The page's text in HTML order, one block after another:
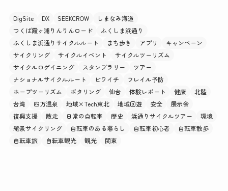
DigSite DX SEEKCROW
しまなみ海道
つくば霞ヶ浦りんりんロード
ふくしま浜通り
ふくしま浜通りサイクルルート
まち歩き アプリ
キャンペーン
サイクリング
サイクルイベント
サイクルツーリズム
サイクルロゲイニング
スタンプラリー
ツアー
ナショナルサイクルルート
ビワイチ
フレイル予防
ホープツーリズム
ポタリング 仙台 体験レポート 健康
北陸
台湾
四万温泉 地域×Tech東北 地域回遊 安全
展示会
復興支援
散走 日常の自転車 歴史 浜通りサイクルツアー
環境
絶景サイクリング
自転車のある暮らし 自転車初心者
自転車散歩
自転車旅
自転車観光 観光 関東